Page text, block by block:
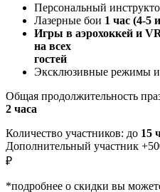
Персональный
Лазерные бои 1 час (4-5
Игры в аэрохоккей и
на всех
гостей
Эксклюзивные режимы
Общая продолжительность
2 часа
Количество участников: до 15
Дополнительный участник
₽
*подробнее о скидки вы